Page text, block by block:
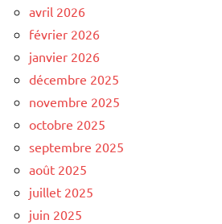
avril 2026
février 2026
janvier 2026
décembre 2025
novembre 2025
octobre 2025
septembre 2025
août 2025
juillet 2025
juin 2025